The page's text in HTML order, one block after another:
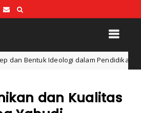
Pendidikan Filsafat Apa itu
dan Kualitas